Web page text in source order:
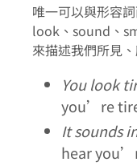
唯一可以與形容
look、sound、
來描述我們所見
You look
you’re
It sounds
hear